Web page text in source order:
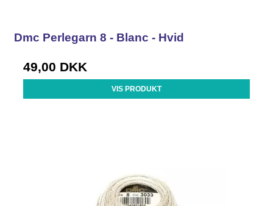
Dmc Perlegarn 8 - Blanc - Hvid
49,00 DKK
VIS PRODUKT